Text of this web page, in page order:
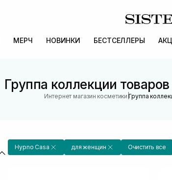
МЕРЧ НОВИНКИ БЕСТСЕЛЛЕРЫ
Группа коллекции
Интернет магазин косметики |Группа
Hypno Casa для женщин Очистить все